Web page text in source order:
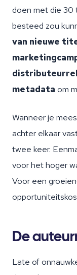
doen met die 30
besteed zou
van nieuwe
metadata om
Wanneer je
achter elkaar
twee keer.
voor het hoger
Voor een
De
Late of